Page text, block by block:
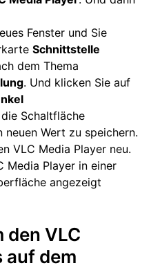
Fenster und Sie
Schnittstelle
dem Thema
. Und klicken Sie auf
Schaltfläche
neuen Wert zu speichern.
VLC Media Player neu.
Media Player in einer
angezeigt
den VLC
auf dem